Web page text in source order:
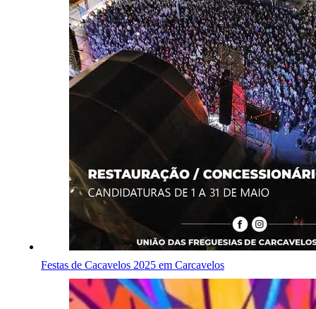
Festas de Cacavelos 2025 em Carcavelos